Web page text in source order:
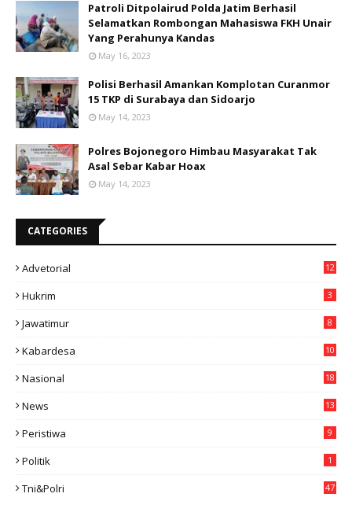
Patroli Ditpolairud Polda Jatim Berhasil
Selamatkan Rombongan Mahasiswa FKH Unair
Yang Perahunya Kandas
May 16, 2023
Polisi Berhasil Amankan Komplotan Curanmor
15 TKP di Surabaya dan Sidoarjo
May 14, 2023
Polres Bojonegoro Himbau Masyarakat Tak
Asal Sebar Kabar Hoax
May 14, 2023
CATEGORIES
Advetorial 12
Hukrim 3
Jawatimur 8
Kabardesa
10
Nasional
18
News
13
Peristiwa 9
Politik 1
Tni&polri 47